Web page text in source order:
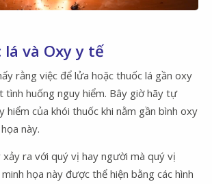
lá và Oxy y tế
rằng việc để lửa hoặc thuốc lá gần oxy
huống nguy hiểm. Bây giờ hãy tự
hiểm của khói thuốc khi nằm gần bình oxy
này.
ra với quý vị hay người mà quý vị
họa này được thể hiện bằng các hình